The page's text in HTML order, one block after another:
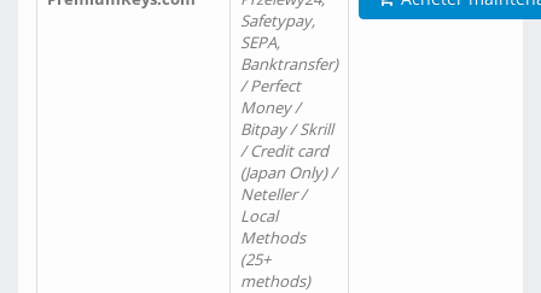
Safetypay,
SEPA,
Banktransfer)
/ Perfect
Money /
Bitpay / Skrill
/ Credit card
(Japan Only) /
Neteller /
Local
Methods
(25+
methods)